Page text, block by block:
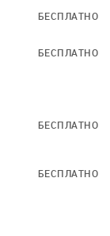
БЕСПЛАТНО
БЕСПЛАТНО
БЕСПЛАТНО
БЕСПЛАТНО